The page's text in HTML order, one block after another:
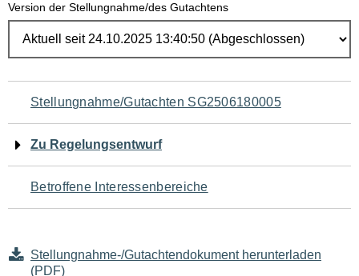
Version der Stellungnahme/des Gutachtens
Navigation
für
den
Seiteninhalt
Stellungnahme/Gutachten SG2506180005
Zu Regelungsentwurf
Betroffene Interessenbereiche
Stellungnahme-/Gutachtendokument herunterladen
(PDF)